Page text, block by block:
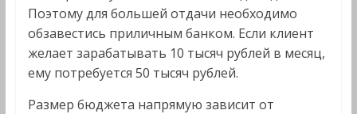
Поэтому для большей отдачи необходимо
обзавестись приличным банком. Если клиент
желает зарабатывать 10 тысяч рублей в месяц,
ему потребуется 50 тысяч рублей.
Размер бюджета напрямую зависит от